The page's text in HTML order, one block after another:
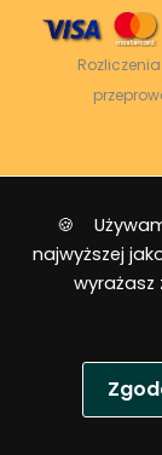
2026 ©
zastrzeżone
🍪
najwyższej
wyrażasz